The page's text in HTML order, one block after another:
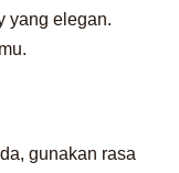
yang elegan.
gunakan rasa